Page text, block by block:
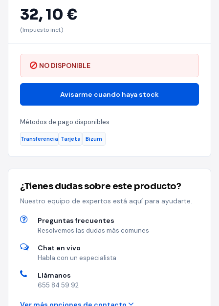
32,10 €
(Impuesto incl.)
NO DISPONIBLE
Avisarme cuando haya stock
Métodos de pago disponibles
Transferencia Tarjeta Bizum
¿Tienes dudas sobre este producto?
Nuestro equipo de expertos está aquí para ayudarte.
Preguntas frecuentes
Resolvemos las dudas más comunes
Chat en vivo
Habla con un especialista
Llámanos
655 84 59 92